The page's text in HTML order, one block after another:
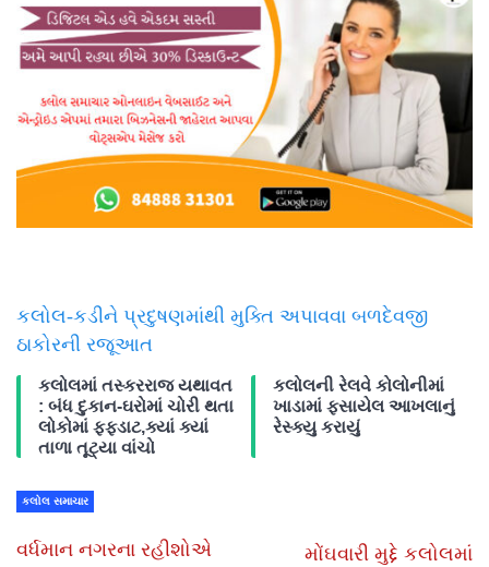
કલોલ-કડીને પ્રદુષણમાંથી મુક્તિ અપાવવા બળદેવજી
ઠાકોરની રજૂઆત
કલોલમાં તસ્કરરાજ યથાવત
: બંધ દુકાન-ઘરોમાં ચોરી થતા
લોકોમાં ફફડાટ,ક્યાં ક્યાં
તાળા તૂટ્યા વાંચો
કલોલની રેલવે કોલોનીમાં
ખાડામાં ફસાયેલ આખલાનું
રેસ્ક્યુ કરાયું
કલોલ સમાચાર
વર્ધમાન નગરના રહીશોએ
મોંઘવારી મુદ્દે કલોલમાં